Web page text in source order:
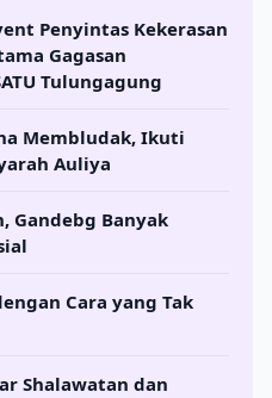
Penyintas Kekerasan
Gagasan
Tulungagung
Membludak, Ikuti
Auliya
Gandebg Banyak
Cara yang Tak
Shalawatan dan